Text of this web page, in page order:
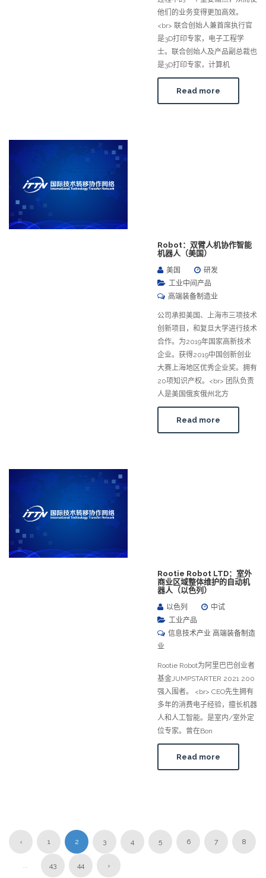
他们的业务变得更加高效。
<br> 联合创始人兼首席执行官
是3D打印专家，电子工程学
士。联合创始人及产品副总裁也
是3D打印专家，计算机
Read more
Robot：双臂人机协作智能
机器人（美国）
美国
研发
工业中间产品
高端装备制造业
公司承担美国、上海市三项技术
创新项目，和复旦大学进行技术
合作。为2019年国家高新技术
企业。获得2019中国创新创业
大赛上海地区优秀企业奖。拥有
20项知识产权。<br> 团队负责
人是美国俄亥俄州北方
Read more
Rootie Robot LTD：室外
商业区域整体维护的自动机
器人（以色列）
以色列
中试
工业产品
信息技术产业 高端装备制造
业
Rootie Robot为阿里巴巴创业者
基金JUMPSTARTER 2021 200
强入围者。 <br> CEO先生拥有
多年的消费电子经验，擅长机器
人和人工智能。是室内/室外定
位专家。曾在Bon
Read more
‹ 1 2 3 4 5 6 7 8
... 43 44 ›